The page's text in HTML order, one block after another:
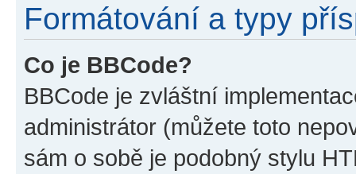
Formátování a typy
Co je BBCode?
BBCode je zvláštní
administrátor (můžete toto
sám o sobě je podobný stylu